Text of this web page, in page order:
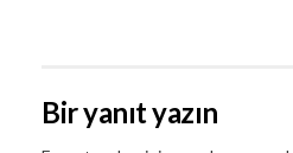
Bir yanıt yazın